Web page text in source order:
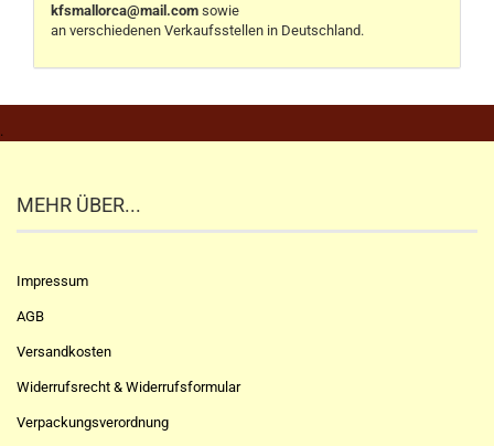
kfsmallorca@mail.com sowie
an verschiedenen Verkaufsstellen in Deutschland.
.
MEHR ÜBER...
Impressum
AGB
Versandkosten
Widerrufsrecht & Widerrufsformular
Verpackungsverordnung